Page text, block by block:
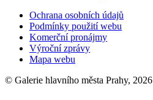
Ochrana osobních údajů
Podmínky použití webu
Komerční pronájmy
Výroční zprávy
Mapa webu
© Galerie hlavního města Prahy, 2026